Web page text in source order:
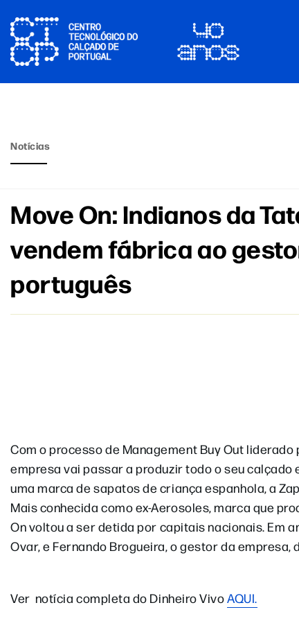
Notícias
Move On: Indianos da
vendem fábrica ao
português
Com o processo de Management Buy Out
empresa vai passar a produzir todo o seu
uma marca de sapatos de criança espanhola, a
Mais conhecida como ex-Aerosoles, marca que
On voltou a ser detida por capitais nacionais. Em
Ovar, e Fernando Brogueira, o gestor da
Ver notícia completa do Dinheiro VivoAQUI.